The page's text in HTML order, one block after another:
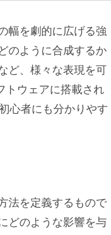
幅を劇的に広げる強
のように合成するか
ど、様々な表現を可
トウェアに搭載され
心者にも分かりやす
法を定義するもので
どのような影響を与